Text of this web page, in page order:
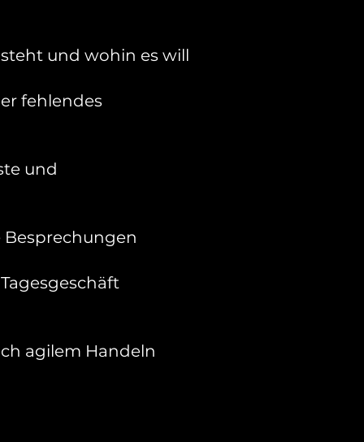
und wohin es will
fehlendes
und
Besprechungen
agilem Handeln